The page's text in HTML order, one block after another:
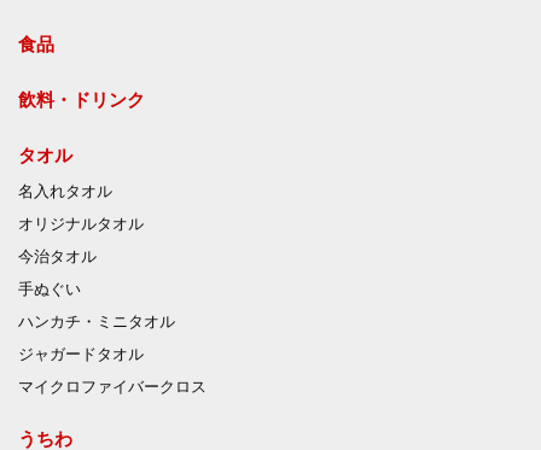
食品
飲料・ドリンク
タオル
名入れタオル
オリジナルタオル
今治タオル
手ぬぐい
ハンカチ・ミニタオル
ジャガードタオル
マイクロファイバークロス
うちわ